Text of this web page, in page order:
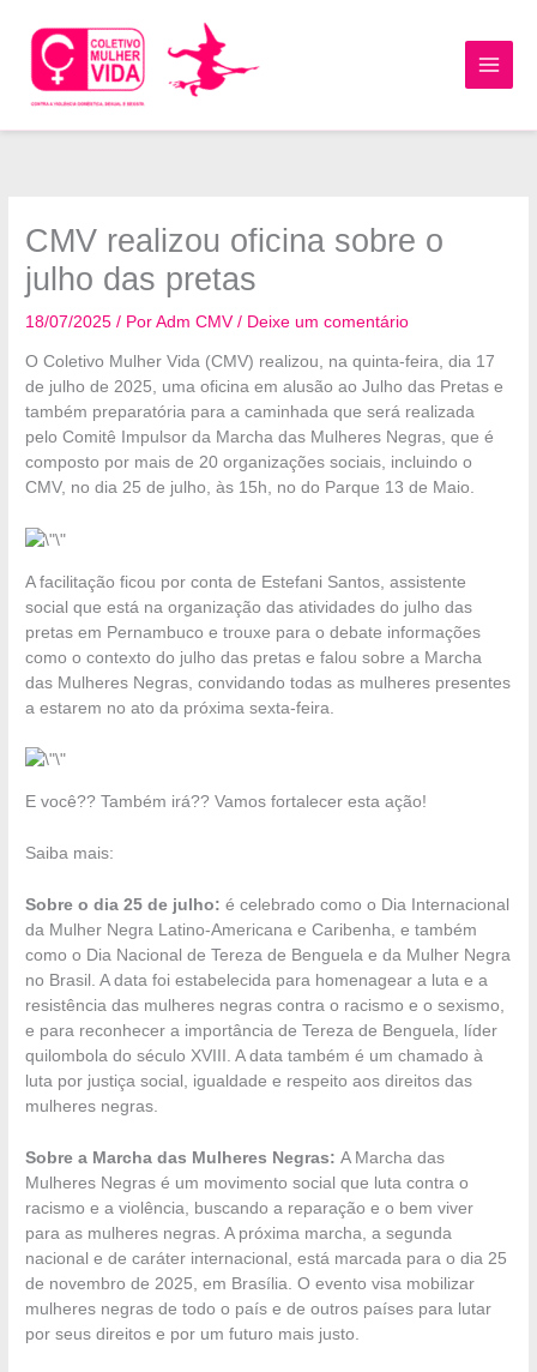
para
conteúdo
CMV realizou oficina sobre o
julho das pretas
18/07/2025/ PorAdm CMV/ Deixe um comentário
O Coletivo Mulher Vida (CMV) realizou, na quinta-feira, dia 17
de julho de 2025, uma oficina em alusão ao Julho das Pretas e
também preparatória para a caminhada que será realizada
pelo Comitê Impulsor da Marcha das Mulheres Negras, que é
composto por mais de 20 organizações sociais, incluindo o
CMV, no dia 25 de julho, às 15h, no do Parque 13 de Maio.
A facilitação ficou por conta de Estefani Santos, assistente
social que está na organização das atividades do julho das
pretas em Pernambuco e trouxe para o debate informações
como o contexto do julho das pretas e falou sobre a Marcha
das Mulheres Negras, convidando todas as mulheres presentes
a estarem no ato da próxima sexta-feira.
E você?? Também irá?? Vamos fortalecer esta ação!
Saiba mais:
Sobre o dia 25 de julho: é celebrado como o Dia Internacional
da Mulher Negra Latino-Americana e Caribenha, e também
como o Dia Nacional de Tereza de Benguela e da Mulher Negra
no Brasil. A data foi estabelecida para homenagear a luta e a
resistência das mulheres negras contra o racismo e o sexismo,
e para reconhecer a importância de Tereza de Benguela, líder
quilombola do século XVIII. A data também é um chamado à
luta por justiça social, igualdade e respeito aos direitos das
mulheres negras.
Sobre a Marcha das Mulheres Negras:A Marcha das
Mulheres Negras é um movimento social que luta contra o
racismo e a violência, buscando a reparação e o bem viver
para as mulheres negras. A próxima marcha, a segunda
nacional e de caráter internacional, está marcada para o dia 25
de novembro de 2025, em Brasília. O evento visa mobilizar
mulheres negras de todo o país e de outros países para lutar
por seus direitos e por um futuro mais justo.